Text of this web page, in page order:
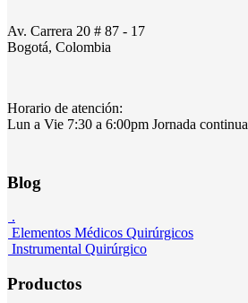
Av. Carrera 20 # 87 - 17
Bogotá, Colombia
Horario de atención:
Lun a Vie 7:30 a 6:00pm Jornada continua
Blog
.
Elementos Médicos Quirúrgicos
Instrumental Quirúrgico
Productos